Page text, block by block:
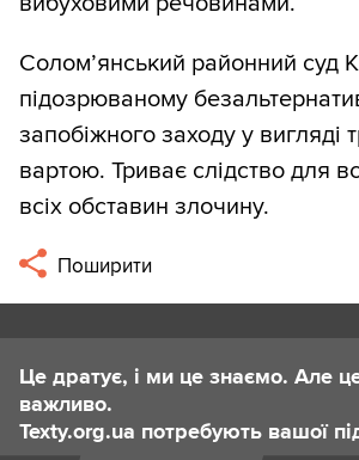
Солом’янський районний суд
підозрюваному
запобіжного заходу у вигляді
вартою. Триває слідство для
всіх обставин злочину.
Поширити
Це дратує, і ми це знаємо. Але
важливо.
Texty.org.ua потребують вашої